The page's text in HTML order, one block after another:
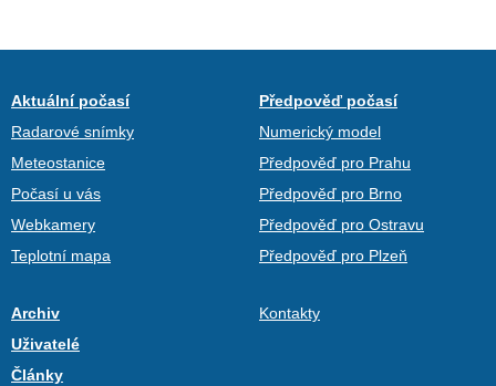
Aktuální počasí
Radarové snímky
Meteostanice
Počasí u vás
Webkamery
Teplotní mapa
Předpověď počasí
Numerický model
Předpověď pro Prahu
Předpověď pro Brno
Předpověď pro Ostravu
Předpověď pro Plzeň
Archiv
Uživatelé
Články
Kontakty